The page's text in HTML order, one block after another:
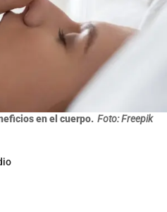
en el cuerpo. Foto: Freepik